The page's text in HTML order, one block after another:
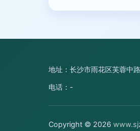
地址：长沙市雨花区芙蓉中
电话：-
Copyright © 2026